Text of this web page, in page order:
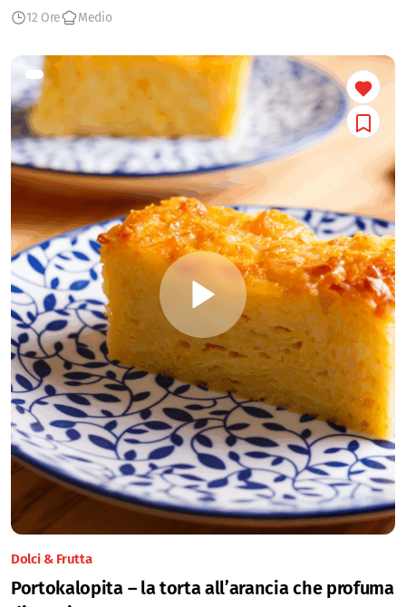
12 Ore Medio
Dolci & Frutta
Portokalopita – la torta all’arancia che profuma